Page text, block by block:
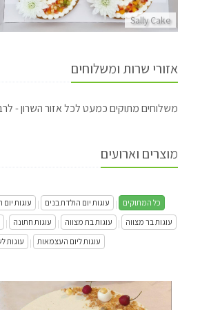
Sally Cake
אזורי שרות ומשלוחים
משלוחים מתוקים כמעט לכל אזור השרון -
מוצרים וארועים
כל המתוקים | עוגות יום הולדת בנים | עוגות
עוגות בר מצווה
| עוגות בת מצווה | עוגות חתונה |
עוגות ליום העצמאות | עוגות